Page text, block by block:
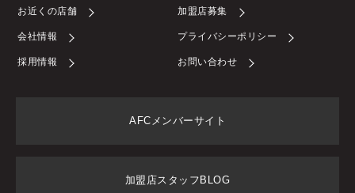
お近くの店舗 加盟店募集
会社情報 プライバシーポリシー
採用情報 お問い合わせ
AFCメンバーサイト
加盟店スタッフBLOG